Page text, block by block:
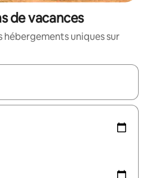
de vacances
hébergements uniques sur
utilisez les flèches vers le